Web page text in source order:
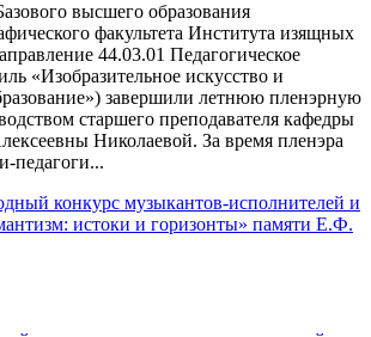
высшего образования
факультета Института изящных
44.03.01 Педагогическое
«Изобразительное искусство и
завершили летнюю пленэрную
старшего преподавателя кафедры
Николаевой. За время пленэра
педагоги...